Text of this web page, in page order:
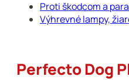
Proti škodcom a
Výhrevné lampy,
Perfecto Dog